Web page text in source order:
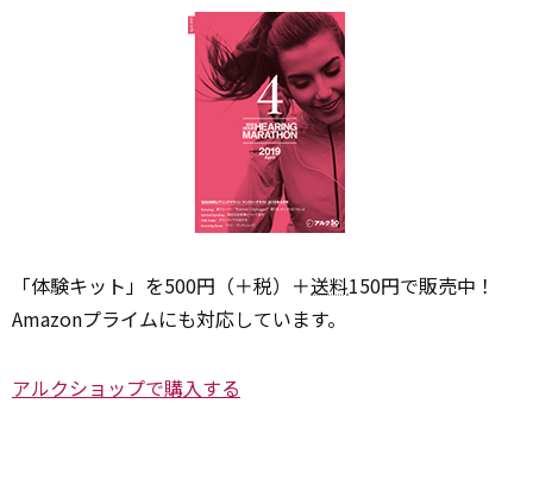
「体験キット」を500円（＋税）＋送料150円で販売中！
Amazonプライムにも対応しています。
アルクショップで購入する